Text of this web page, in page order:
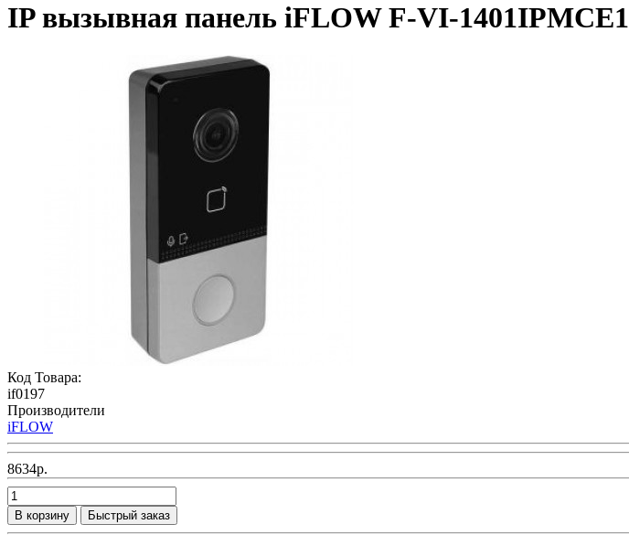
IP вызывная панель iFLOW F-VI-1401IPMCE1
Код Товара:
if0197
Производители
iFLOW
8634р.
В корзину Быстрый заказ